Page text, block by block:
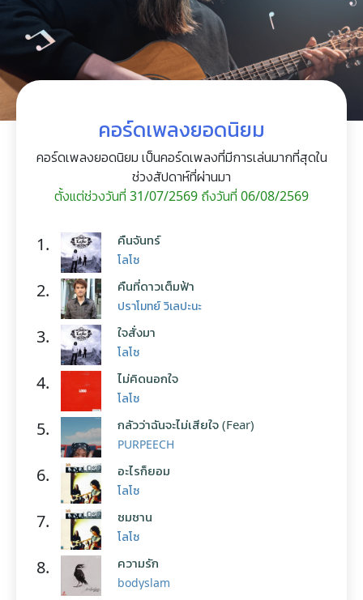
คอร์ดเพลงยอดนิยม
คอร์ดเพลงยอดนิยม เป็นคอร์ดเพลงที่มีการเล่นมากที่สุดใน
ช่วงสัปดาห์ที่ผ่านมา
ตั้งแต่ช่วงวันที่ 31/07/2569 ถึงวันที่ 06/08/2569
1. คืนจันทร์
โลโซ
2. คืนที่ดาวเต็มฟ้า
ปราโมทย์ วิเลปะนะ
3. ใจสั่งมา
โลโซ
4. ไม่คิดนอกใจ
โลโซ
5. กลัวว่าฉันจะไม่เสียใจ (Fear)
PURPEECH
6. อะไรก็ยอม
โลโซ
7. ซมซาน
โลโซ
8. ความรัก
bodyslam